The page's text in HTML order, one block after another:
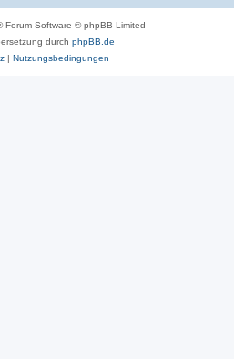
Forum Software © phpBB Limited
durch phpBB.de
| Nutzungsbedingungen